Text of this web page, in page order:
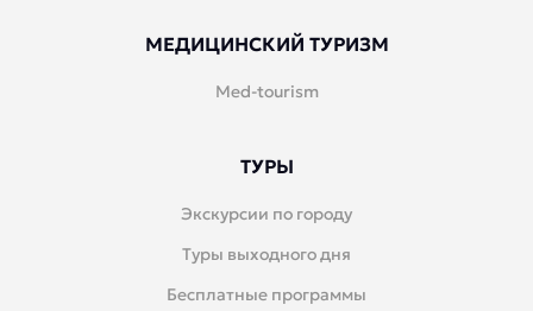
МЕДИЦИНСКИЙ ТУРИЗМ
Med-tourism
ТУРЫ
Экскурсии по городу
Туры выходного дня
Бесплатные программы